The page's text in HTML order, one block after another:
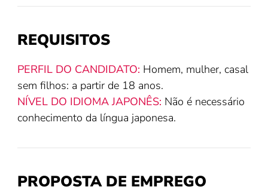
REQUISITOS
PERFIL DO CANDIDATO: Homem, mulher, casal
sem filhos: a partir de 18 anos.
NÍVEL DO IDIOMA JAPONÊS: Não é necessário
conhecimento da língua japonesa.
PROPOSTA DE EMPREGO